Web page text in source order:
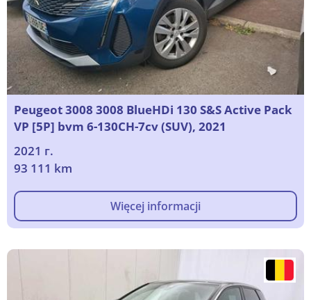
Peugeot 3008 3008 BlueHDi 130 S&S Active Pack
VP [5P] bvm 6-130CH-7cv (SUV), 2021
2021 г.
93 111 km
Więcej informacji